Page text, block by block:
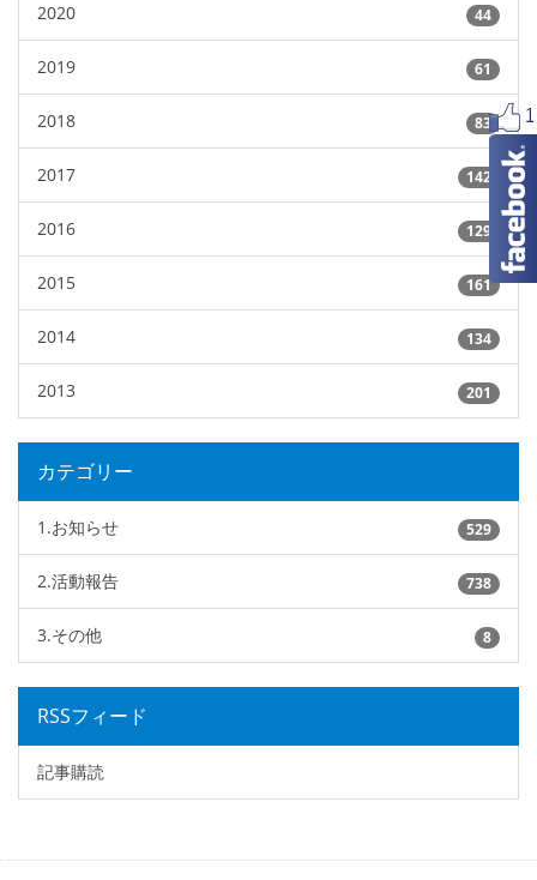
2020 44
2019 61
2018 83
2017 142
2016 129
2015 161
2014 134
2013 201
カテゴリー
1.お知らせ 529
2.活動報告 738
3.その他 8
RSSフィード
記事購読